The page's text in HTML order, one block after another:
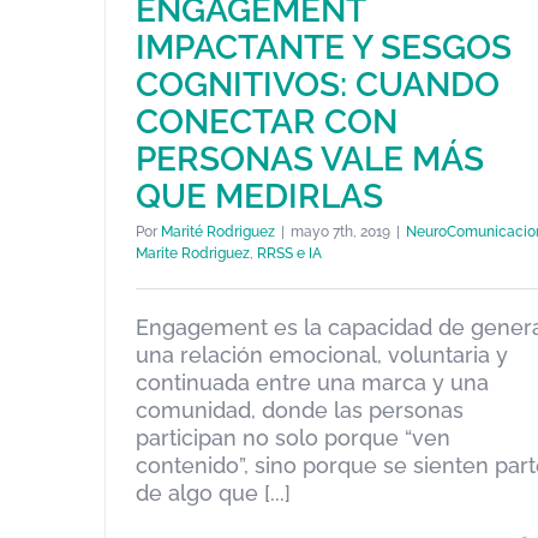
ENGAGEMENT IMPACTANTE Y
SESGOS COGNITIVOS: CUANDO
CONECTAR CON PERSONAS
VALE MÁS QUE MEDIRLAS
NeuroComunicacion Marite Rodriguez RRSS e IA
ENGAGEMENT
IMPACTANTE Y SESGOS
COGNITIVOS: CUANDO
CONECTAR CON
PERSONAS VALE MÁS
QUE MEDIRLAS
Por Marité Rodriguez | mayo 7th, 2019 |
Marite Rodriguez RRSS e IA
Engagement es la capacidad de
una relación emocional, voluntaria y
continuada entre una marca y una
comunidad, donde las personas
participan no solo porque “ven
contenido”, sino porque se sienten
de algo que [...]